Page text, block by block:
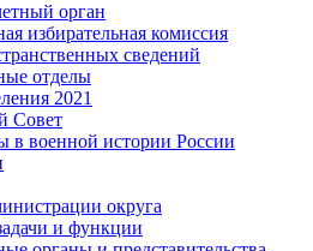
орган
избирательная комиссия
сведений
отделы
2021
Совет
в военной истории России
округа
и функции